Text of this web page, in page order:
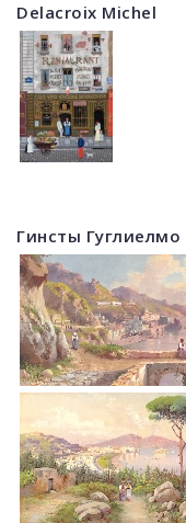
Delacroix Michel
Гинсты